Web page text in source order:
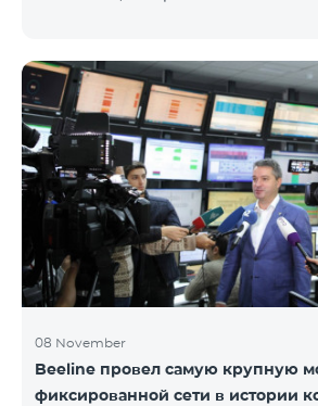
мобильными сетями со стороны
операторов. Постоянным
передачи данных считается тот
одним и тем же телефонным
IMEI) пользуется услугами
суммарных дней в течение 120
требований закона Турции, Team
своих а
08 November
Beeline провел самую крупную
фиксированной сети в истории